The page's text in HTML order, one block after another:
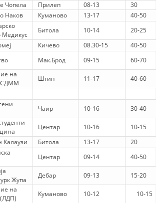
MANUALS
STRATEGIES
AND INFORMATIVE MATERIAL
BROCHURES
Чопела Прилеп 08-13
30
Наков Куманово 13-17
40-50
Медикус
Битола 10-14
20-25
Кичево 08.30-15
40-50
Мак.Брод 09-15 60-70
на
СДММ
Штип 11-17
40-60
Чаир 10-16 30-40
Центар 10-16
10-15
Калаузи Битола 13-17
20
Центар 09-14 40-50
Жупа
Дебар 09-13 15-20
на
Куманово 10-12 10-15